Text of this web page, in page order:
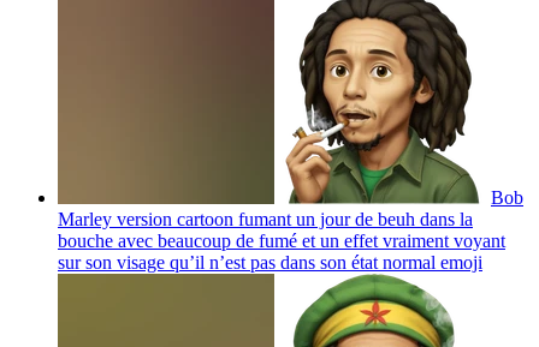
Bob
Marley version cartoon fumant un jour de beuh dans la
bouche avec beaucoup de fumé et un effet vraiment voyant
sur son visage qu’il n’est pas dans son état normal emoji